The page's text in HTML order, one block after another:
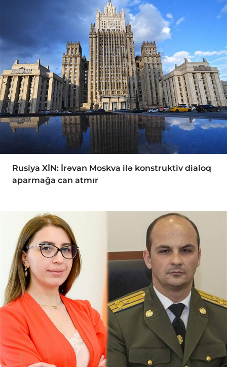
Rusiya XİN: İrəvan Moskva ilə konstruktiv dialoq
aparmağa can atmır